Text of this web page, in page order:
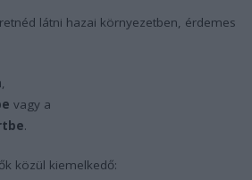
látni hazai környezetben, érdemes
,
vagy a
.
közül kiemelkedő: